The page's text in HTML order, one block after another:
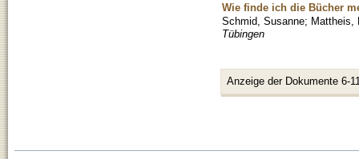
Wie finde ich die Bücher
Schmid, Susanne; Mattheis,
Tübingen
Anzeige der Dokumente 6-